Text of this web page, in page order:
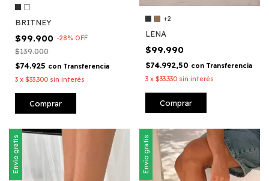
BRITNEY
$99.900 -28% OFF
$139.000
$74.925 con Transferencia
3 x $33.300 sin interés
Comprar
+2
LENA
$99.990
$74.992,50 con Transferencia
3 x $33.330 sin interés
Comprar
Envío gratis Envío gratis